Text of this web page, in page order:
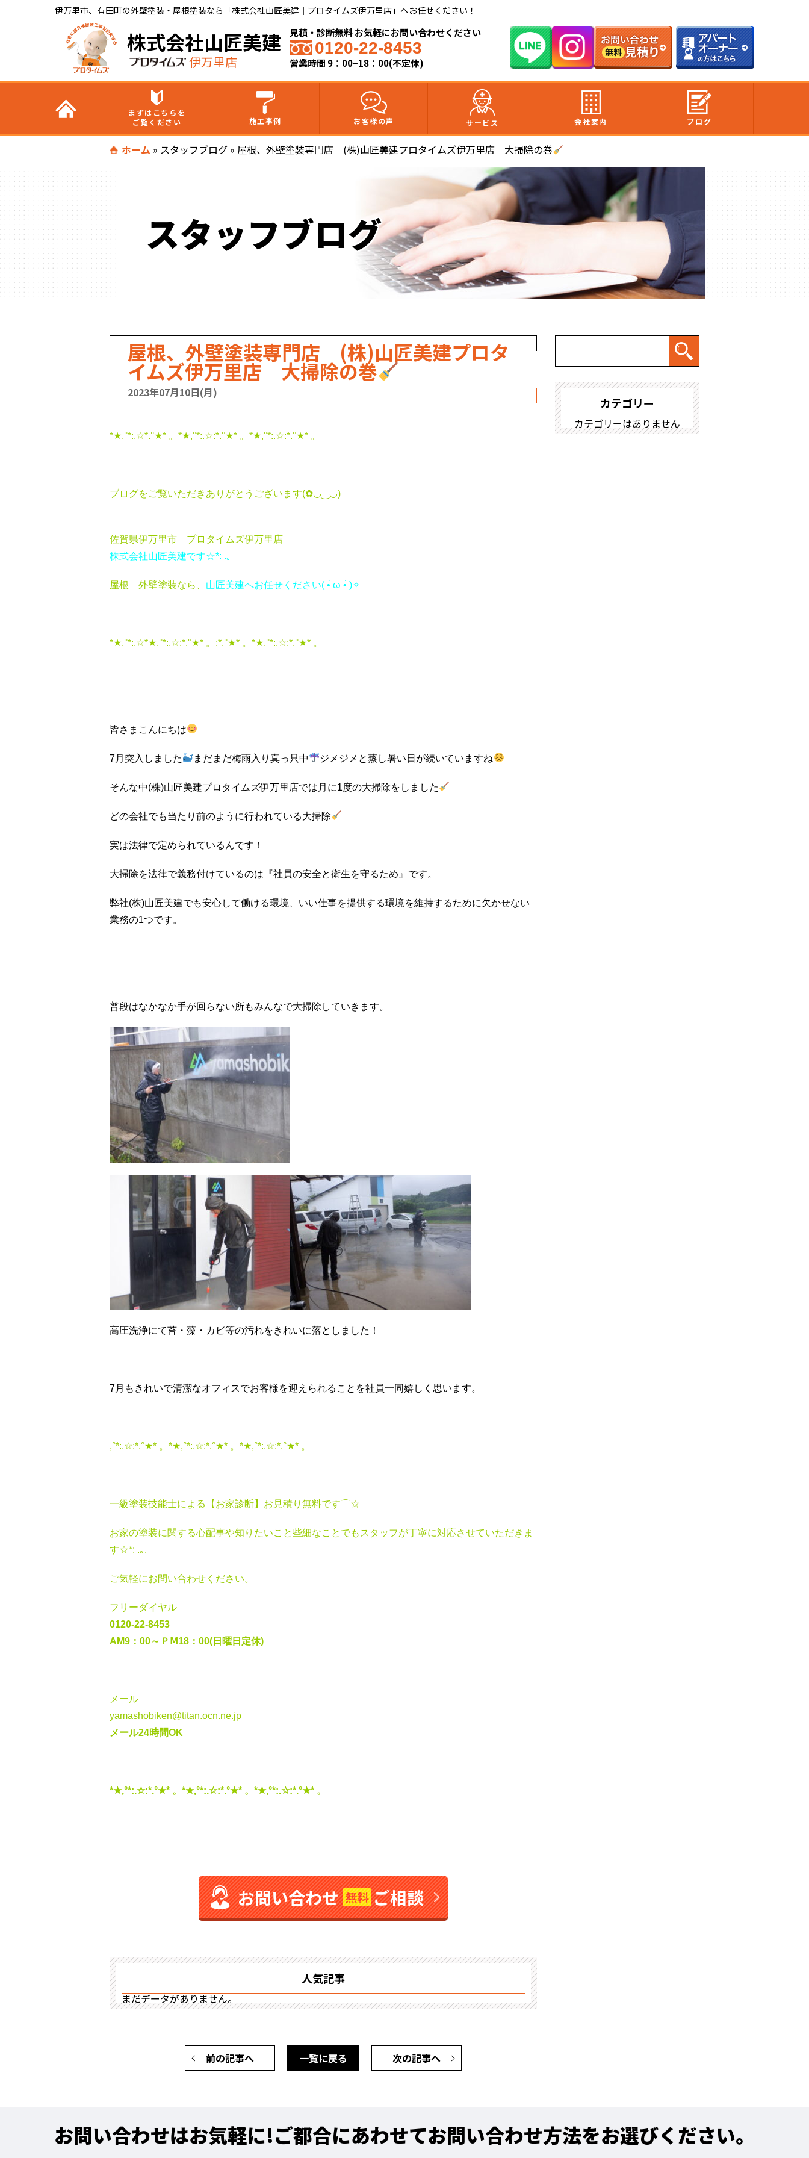
伊万里市、有田町の外壁塗装・屋根塗装なら「株式会社山匠美建｜プロタイムズ伊万里店」へお任せください！
株式会社山匠美建
伊万里店
見積・診断無料 お気軽にお問い合わせください
0120-22-8453
営業時間 9：00~18：00(不定休)
まずはこちらを
ご覧ください
施工事例 お客様の声 サービス 会社案内 ブログ
ホーム » スタッフブログ » 屋根、外壁塗装専門店 (株)山匠美建プロタイムズ伊万里店 大掃除の巻
スタッフブログ
屋根、外壁塗装専門店 (株)山匠美建プロタ
イムズ伊万里店 大掃除の巻
2023年07月10日(月)
*★,°*:.☆*.°★* 。*★,°*:.☆:*.°★* 。*★,°*:.☆:*.°★* 。
ブログをご覧いただきありがとうございます(✿◡‿◡)
佐賀県伊万里市 プロタイムズ伊万里店
株式会社山匠美建です☆*: .｡
屋根 外壁塗装なら、 山匠美建へお任せください( •̀ ω •́ )✧
*★,°*:.☆*★,°*:.☆:*.°★* 。:*.°★* 。*★,°*:.☆:*.°★* 。
皆さまこんにちは
7月突入しました まだまだ梅雨入り真っ只中 ジメジメと蒸し暑い日が続いていますね
そんな中(株)山匠美建プロタイムズ伊万里店では月に1度の大掃除をしました
どの会社でも当たり前のように行われている大掃除
実は法律で定められているんです！
大掃除を法律で義務付けているのは『社員の安全と衛生を守るため』です。
弊社(株)山匠美建でも安心して働ける環境、いい仕事を提供する環境を維持するために欠かせない
業務の1つです。
普段はなかなか手が回らない所もみんなで大掃除していきます。
高圧洗浄にて苔・藻・カビ等の汚れをきれいに落としました！
7月もきれいで清潔なオフィスでお客様を迎えられることを社員一同嬉しく思います。
,°*:.☆:*.°★* 。*★,°*:.☆:*.°★* 。*★,°*:.☆:*.°★* 。
一級塗装技能士による【お家診断】お見積り無料です⌒☆
お家の塗装に関する心配事や知りたいこと些細なことでもスタッフが丁寧に対応させていただきま
す☆*: .｡.
ご気軽にお問い合わせください。
フリーダイヤル
0120-22-8453
AM9：00～ＰⅯ18：00(日曜日定休)
メール
yamashobiken@titan.ocn.ne.jp
メール24時間OK
*★,°*:.☆:*.°★* 。*★,°*:.☆:*.°★* 。*★,°*:.☆:*.°★* 。
お問い合わせ無料 ご相談
人気記事
まだデータがありません。
前の記事へ 次の記事へ
一覧に戻る
カテゴリー
カテゴリーはありません
お問い合わせはお気軽に!ご都合にあわせてお問い合わせ方法をお選びください。